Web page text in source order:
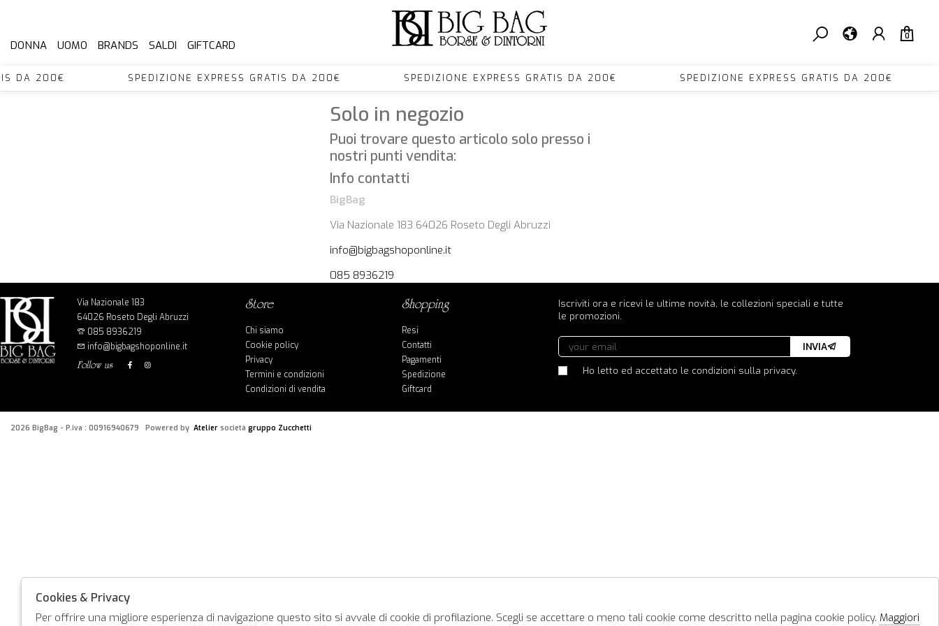
0
DONNA UOMO BRANDS SALDI GIFTCARD
DA 200€ SPEDIZIONE EXPRESS GRATIS DA 200€ SPEDIZIONE EXPRESS GRATIS DA 200€ SPEDIZIONE EXPRESS GRATIS DA
Solo in negozio
Puoi trovare questo articolo solo presso i
nostri punti vendita:
Info contatti
BigBag
Via Nazionale 183 64026 Roseto Degli Abruzzi
info@bigbagshoponline.it
085 8936219
Via Nazionale 183
64026 Roseto Degli Abruzzi
085 8936219
info@bigbagshoponline.it
follow us
store
Chi siamo
Cookie policy
Privacy
Termini e condizioni
Condizioni di vendita
shopping
Resi
Contatti
Pagamenti
Spedizione
Giftcard
Iscriviti ora e ricevi le ultime novità, le collezioni speciali e tutte
le promozioni.
Ho letto ed accettato le condizioni sulla privacy.
INVIA
2026 BigBag - P.iva : 00916940679 Powered by Atelier società gruppo Zucchetti
Cookies & Privacy
Per offrire una migliore esperienza di navigazione questo sito si avvale di cookie di profilazione. Scegli se accettare o meno tali cookie come descritto nella pagina cookie policy. Maggiori